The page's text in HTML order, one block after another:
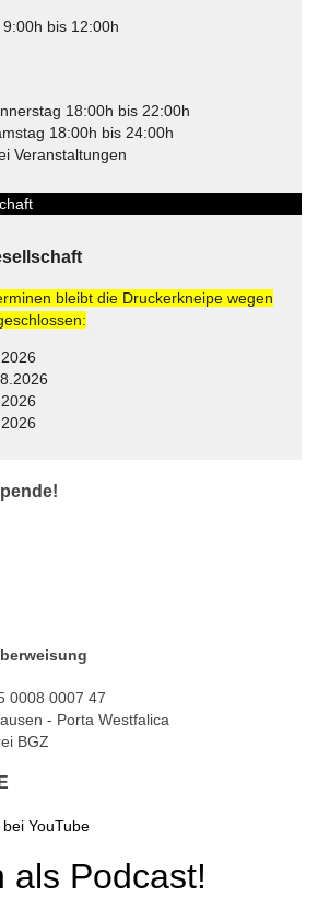
bis 12:00h
18:00h bis 22:00h
18:00h bis 24:00h
Veranstaltungen
bleibt die Druckerkneipe wegen
0008 0007 47
- Porta Westfalica
BGZ
als Podcast!